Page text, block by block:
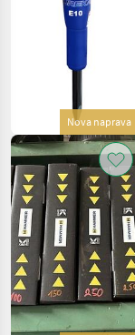
Nova naprava